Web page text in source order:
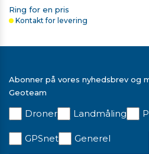
TRIMBLE OPLADER TIL
0 kr. ekskl. moms
Ring for en pris
Kontakt for levering
Abonner på vores nyhedsbrev og
Geoteam
Droner Landmåling
GPSnet Generel